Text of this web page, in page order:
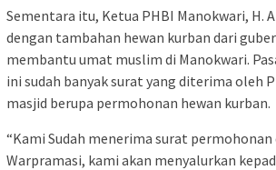
Sementara itu, Ketua PHBI Manokwari, H.
dengan tambahan hewan kurban dari
membantu umat muslim di Manokwari.
ini sudah banyak surat yang diterima oleh
masjid berupa permohonan hewan kurban.
“Kami Sudah menerima surat
Warpramasi, kami akan menyalurkan